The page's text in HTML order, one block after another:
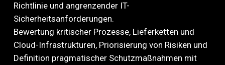
Richtlinie und angrenzender IT-
Sicherheitsanforderungen.
Bewertung kritischer Prozesse, Lieferketten und
Cloud-Infrastrukturen, Priorisierung von Risiken und
Definition pragmatischer Schutzmaßnahmen mit